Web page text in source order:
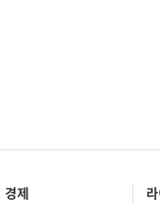
경제